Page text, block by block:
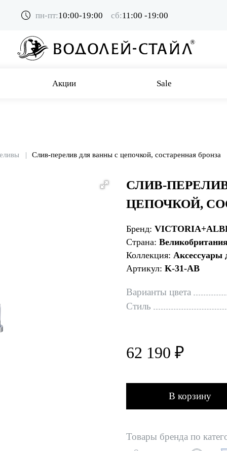
пн-пт:10:00-19:00 сб:11:00 -19:00
Акции Sale
Слив-перелив для ванны с цепочкой, состаренная бронза
СЛИВ-
ЦЕПОЧКОЙ,
Бренд:
Страна:
Коллекция: Аксессуары
Артикул: K-31-AB
Варианты цвета
Стиль
62 190 ₽
В корзину
Товары бренда по